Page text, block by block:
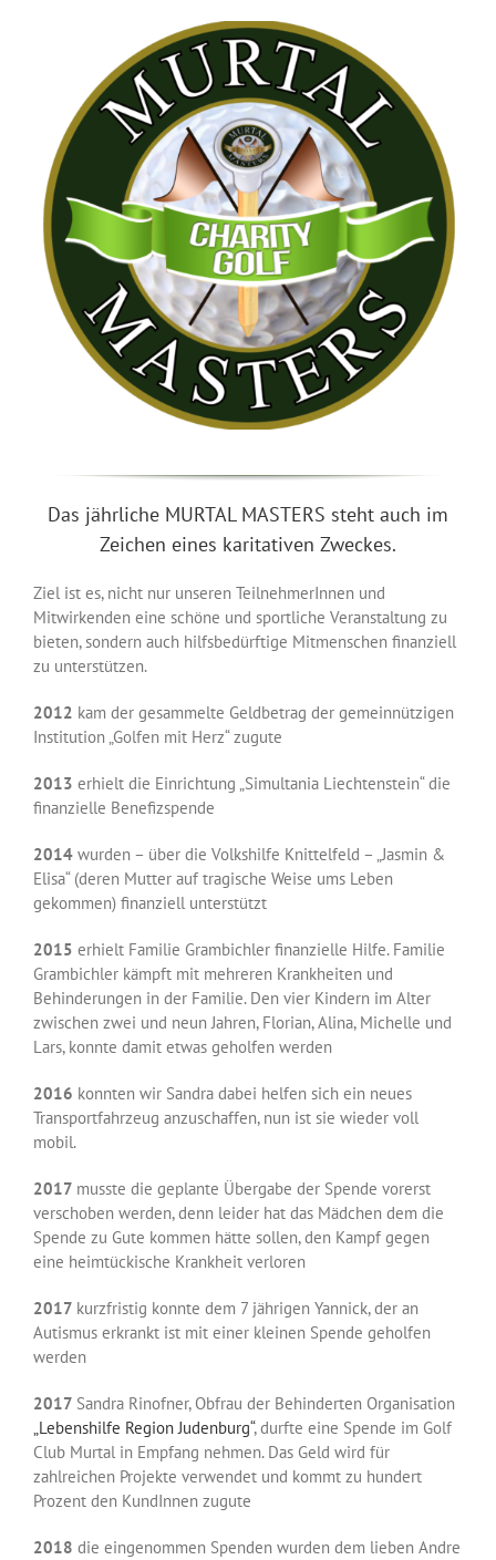
Das jährliche MURTAL MASTERS steht auch im
Zeichen eines karitativen Zweckes.
Ziel ist es, nicht nur unseren TeilnehmerInnen und
Mitwirkenden eine schöne und sportliche Veranstaltung zu
bieten, sondern auch hilfsbedürftige Mitmenschen finanziell
zu unterstützen.
2012 kam der gesammelte Geldbetrag der gemeinnützigen
Institution „Golfen mit Herz“ zugute
2013 erhielt die Einrichtung „Simultania Liechtenstein“ die
finanzielle Benefizspende
2014 wurden – über die Volkshilfe Knittelfeld – „Jasmin &
Elisa“ (deren Mutter auf tragische Weise ums Leben
gekommen) finanziell unterstützt
2015 erhielt Familie Grambichler finanzielle Hilfe. Familie
Grambichler kämpft mit mehreren Krankheiten und
Behinderungen in der Familie. Den vier Kindern im Alter
zwischen zwei und neun Jahren, Florian, Alina, Michelle und
Lars, konnte damit etwas geholfen werden
2016 konnten wir Sandra dabei helfen sich ein neues
Transportfahrzeug anzuschaffen, nun ist sie wieder voll
mobil.
2017 musste die geplante Übergabe der Spende vorerst
verschoben werden, denn leider hat das Mädchen dem die
Spende zu Gute kommen hätte sollen, den Kampf gegen
eine heimtückische Krankheit verloren
2017 kurzfristig konnte dem 7 jährigen Yannick, der an
Autismus erkrankt ist mit einer kleinen Spende geholfen
werden
2017 Sandra Rinofner, Obfrau der Behinderten Organisation
„Lebenshilfe Region Judenburg“, durfte eine Spende im Golf
Club Murtal in Empfang nehmen. Das Geld wird für
zahlreichen Projekte verwendet und kommt zu hundert
Prozent den KundInnen zugute
2018 die eingenommen Spenden wurden dem lieben Andre